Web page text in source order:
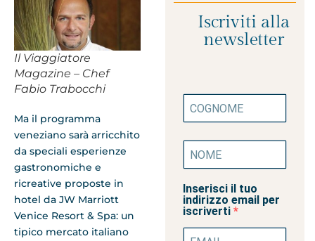
Il Viaggiatore
Magazine – Chef
Fabio Trabocchi
Ma il programma
veneziano sarà arricchito
da speciali esperienze
gastronomiche e
ricreative proposte in
hotel da JW Marriott
Venice Resort & Spa: un
tipico mercato italiano
Iscriviti alla
newsletter
Inserisci il tuo
indirizzo email per
iscriverti